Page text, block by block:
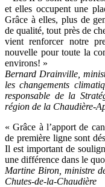
et elles occupent une
Grâce à elles, plus de
de qualité, tout près de
vient renforcer notre
nouvelle pour toute la
environs! »
Bernard Drainville,
les changements
responsable de la
région de la Chaudière-
« Grâce à l’apport de
de première ligne sont
Il est important de
une différence dans le
Martine Biron, ministre
Chutes-de-la-Chaudière